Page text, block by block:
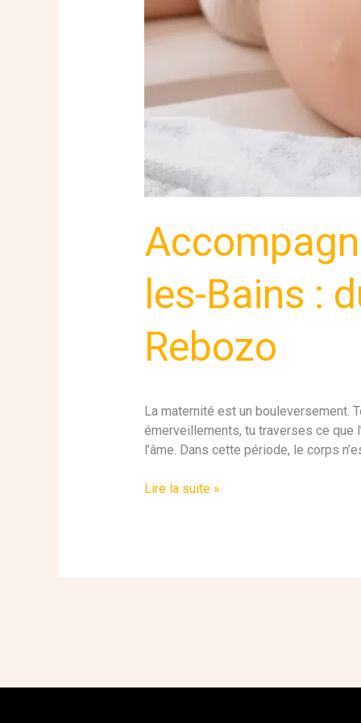
les-Bains :
Rebozo
La maternité est un bouleversement.
émerveillements, tu traverses ce que
l’âme. Dans cette période, le corps
au
soin
Rebozo
Lire la suite »